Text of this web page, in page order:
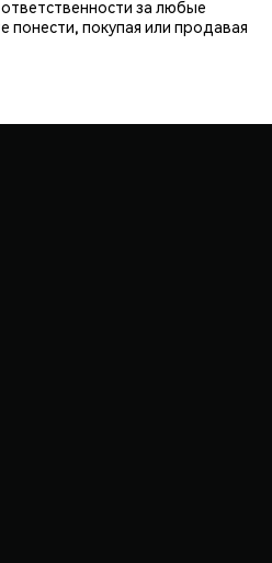
за любые
покупая или продавая